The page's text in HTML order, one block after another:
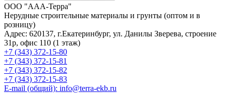
ООО "ААА-Терра"
Нерудные строительные материалы и грунты (оптом и в
розницу)
Адрес: 620137, г.Екатеринбург, ул. Данилы Зверева, строение
31р, офис 110 (1 этаж)
+7 (343) 372-15-80
+7 (343) 372-15-81
+7 (343) 372-15-82
+7 (343) 372-15-83
E-mail (общий): info@terra-ekb.ru